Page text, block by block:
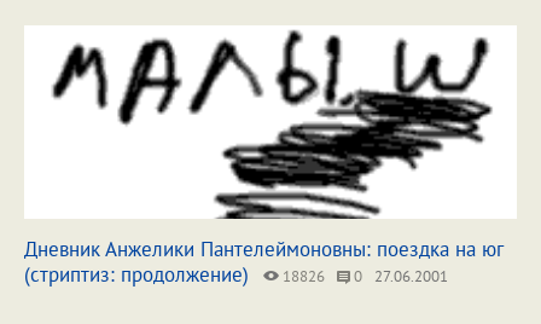
Дневник Анжелики Пантелеймоновны: поездка на юг
(стриптиз: продолжение)
18826 0 27.06.2001